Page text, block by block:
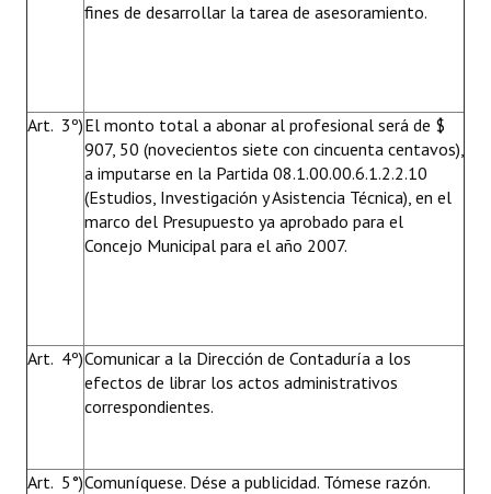
fines de desarrollar la tarea de asesoramiento.
Art. 3º)El monto total a abonar al profesional será de $
907, 50 (novecientos siete con cincuenta centavos),
a imputarse en la Partida 08.1.00.00.6.1.2.2.10
(Estudios, Investigación y Asistencia Técnica), en el
marco del Presupuesto ya aprobado para el
Concejo Municipal para el año 2007.
Art. 4º)Comunicar a la Dirección de Contaduría a los
efectos de librar los actos administrativos
correspondientes.
Art. 5°)Comuníquese. Dése a publicidad. Tómese razón.